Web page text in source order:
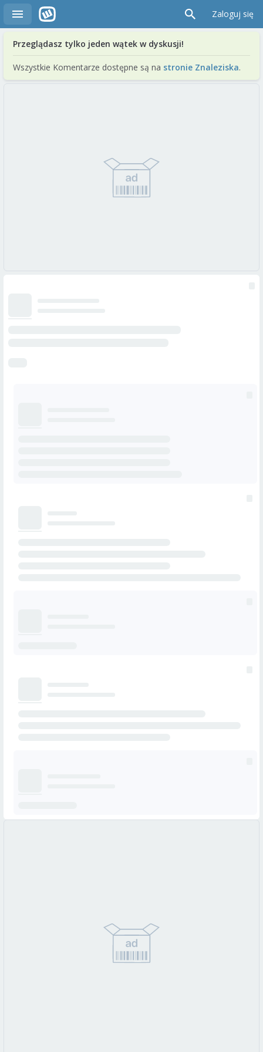
Zaloguj się
Przeglądasz tylko jeden wątek w dyskusji!
Wszystkie Komentarze dostępne są na stronie Znaleziska.